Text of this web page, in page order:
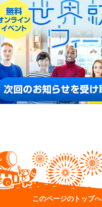
このページのトップへ